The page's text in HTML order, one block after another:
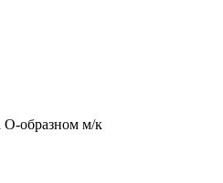
О-образном м/к